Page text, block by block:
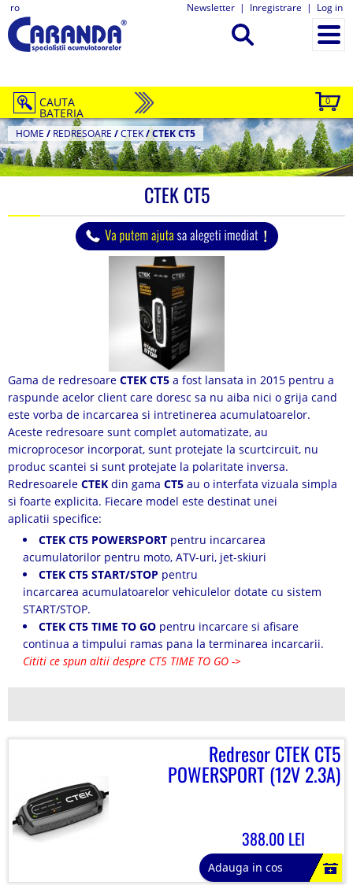
ro Newsletter | Inregistrare | Log in
0
CAUTA
BATERIA
HOME / REDRESOARE /CTEK/CTEK CT5
CTEK CT5
Gama de redresoare CTEK CT5 a fost lansata in 2015 pentru a
raspunde acelor client care doresc sa nu aiba nici o grija cand
este vorba de incarcarea si intretinerea acumulatoarelor.
Aceste redresoare sunt complet automatizate, au
microprocesor incorporat, sunt protejate la scurtcircuit, nu
produc scantei si sunt protejate la polaritate inversa.
Redresoarele CTEK din gama CT5 au o interfata vizuala simpla
si foarte explicita. Fiecare model este destinat unei
aplicatii specifice:
CTEK CT5 POWERSPORTpentru incarcarea
acumulatorilor pentru moto, ATV-uri, jet-skiuri
CTEK CT5 START/STOP pentru
incarcarea acumulatoarelor vehiculelor dotate cu sistem
START/STOP.
CTEK CT5 TIME TO GOpentru incarcare si afisare
continua a timpului ramas pana la terminarea incarcarii.
Cititi ce spun altii despre CT5 TIME TO GO ->
Redresor CTEK CT5
POWERSPORT (12V 2.3A)
388.00 LEI
Adauga in cos